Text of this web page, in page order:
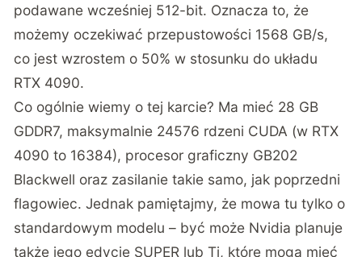
podawane wcześniej 512-bit. Oznacza to, że
możemy oczekiwać przepustowości 1568 GB/s,
co jest wzrostem o 50% w stosunku do układu
RTX 4090.
Co ogólnie wiemy o tej karcie? Ma mieć 28 GB
GDDR7, maksymalnie 24576 rdzeni CUDA (w RTX
4090 to 16384), procesor graficzny GB202
Blackwell oraz zasilanie takie samo, jak poprzedni
flagowiec. Jednak pamiętajmy, że mowa tu tylko o
standardowym modelu – być może Nvidia planuje
także jego edycje SUPER lub Ti, które mogą mieć